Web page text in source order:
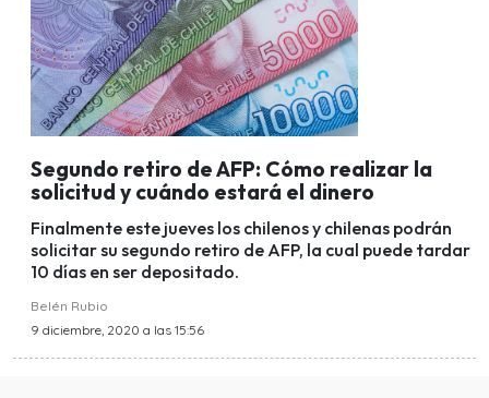
Segundo retiro de AFP: Cómo realizar la
solicitud y cuándo estará el dinero
Finalmente este jueves los chilenos y chilenas podrán
solicitar su segundo retiro de AFP, la cual puede tardar
10 días en ser depositado.
Belén Rubio
9 diciembre, 2020 a las 15:56